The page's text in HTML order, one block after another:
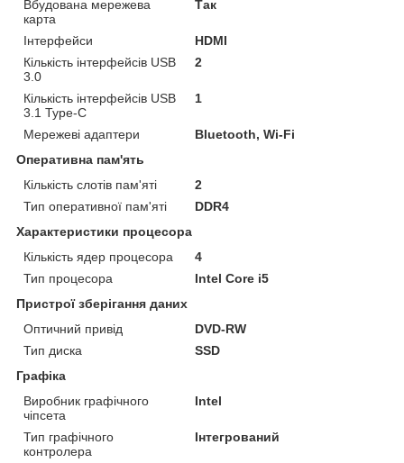
Вбудована мережева
карта
Так
Інтерфейси
HDMI
Кількість інтерфейсів USB
3.0
2
Кількість інтерфейсів USB
3.1 Type-C
1
Мережеві адаптери
Bluetooth, Wi-Fi
Оперативна пам'ять
Кількість слотів пам'яті
2
Тип оперативної пам'яті
DDR4
Характеристики процесора
Кількість ядер процесора
4
Тип процесора
Intel Core i5
Пристрої зберігання даних
Оптичний привід
DVD-RW
Тип диска
SSD
Графіка
Виробник графічного
чіпсета
Intel
Тип графічного
контролера
Інтегрований